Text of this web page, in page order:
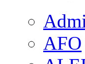
AFO